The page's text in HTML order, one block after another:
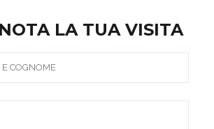
LA TUA VISITA